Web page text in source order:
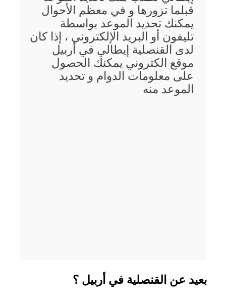
قبلما تزورها و في معظم الأحوال
يمكنك تحديد الموعد بواسطة
تليفون أو البريد الإلكتروني ، إذا كان
لدى القنصلية إيطالي في أربيل
موقع الكتروني يمكنك الحصول
على معلومات الدوام و تحديد
الموعد منه
بعيد عن القنصلية في أربيل ؟